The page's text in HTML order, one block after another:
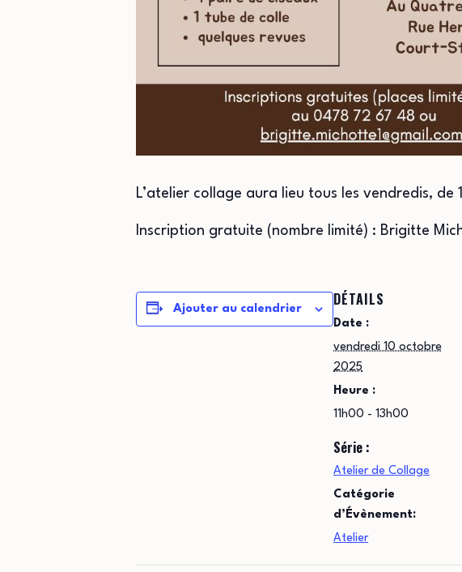
L’atelier collage aura lieu tous les vendredis, de
Inscription gratuite (nombre limité) : Brigitte
Ajouter au calendrier
DÉTAILS
Date :
vendredi 10 octobre
2025
Heure :
11h00 - 13h00
Série :
Atelier de Collage
Catégorie
d’Évènement:
Atelier